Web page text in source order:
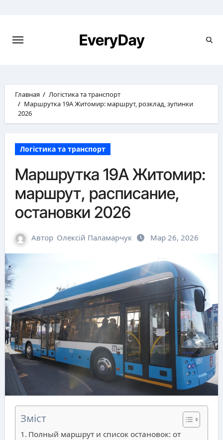
EveryDay
Главная
Логістика та транспорт
Маршрутка 19А Житомир: маршрут, розклад, зупинки
2026
Логістика та транспорт
Маршрутка 19А Житомир:
маршрут, расписание,
остановки 2026
Автор Олексій Паламарчук Мар 26, 2026
Зміст
Полный маршрут и список остановок: от